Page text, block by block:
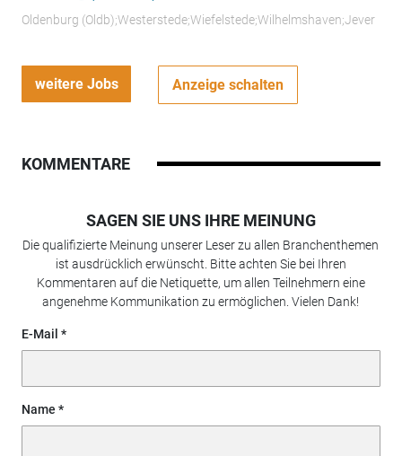
Oldenburg (Oldb);Westerstede;Wiefelstede;Wilhelmshaven;Jever
weitere Jobs Anzeige schalten
KOMMENTARE
SAGEN SIE UNS IHRE MEINUNG
Die qualifizierte Meinung unserer Leser zu allen Branchenthemen
ist ausdrücklich erwünscht. Bitte achten Sie bei Ihren
Kommentaren auf die Netiquette, um allen Teilnehmern eine
angenehme Kommunikation zu ermöglichen. Vielen Dank!
E-Mail
Name